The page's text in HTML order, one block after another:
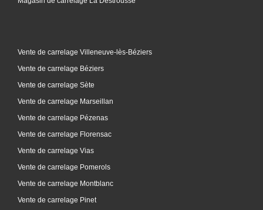
Vente de carrelage Villeneuve-lès-Béziers
Vente de carrelage Béziers
Vente de carrelage Sète
Vente de carrelage Marseillan
Vente de carrelage Pézenas
Vente de carrelage Florensac
Vente de carrelage Vias
Vente de carrelage Pomerols
Vente de carrelage Montblanc
Vente de carrelage Pinet